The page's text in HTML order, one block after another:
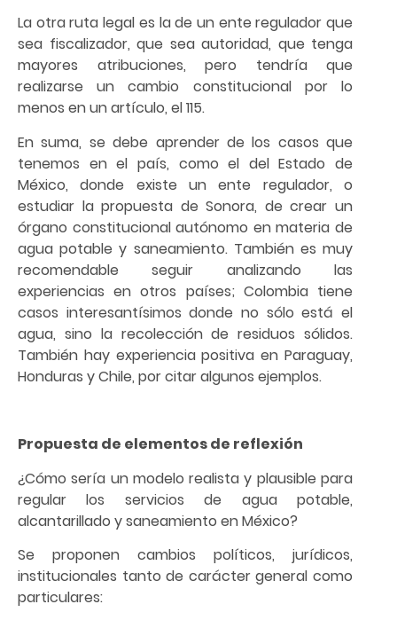
La otra ruta legal es la de un ente regulador que
sea fiscalizador, que sea autoridad, que tenga
mayores atribuciones, pero tendría que
realizarse un cambio constitucional por lo
menos en un artículo, el 115.
En suma, se debe aprender de los casos que
tenemos en el país, como el del Estado de
México, donde existe un ente regulador, o
estudiar la propuesta de Sonora, de crear un
órgano constitucional autónomo en materia de
agua potable y saneamiento. También es muy
recomendable seguir analizando las
experiencias en otros países; Colombia tiene
casos interesantísimos donde no sólo está el
agua, sino la recolección de residuos sólidos.
También hay experiencia positiva en Paraguay,
Honduras y Chile, por citar algunos ejemplos.
Propuesta de elementos de reflexión
¿Cómo sería un modelo realista y plausible para
regular los servicios de agua potable,
alcantarillado y saneamiento en México?
Se proponen cambios políticos, jurídicos,
institucionales tanto de carácter general como
particulares: